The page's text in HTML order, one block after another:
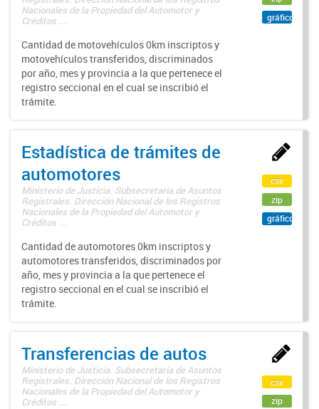
Nacionales de la Propiedad del Automotor y
Créditos ...
Cantidad de motovehículos 0km inscriptos y
motovehículos transferidos, discriminados
por año, mes y provincia a la que pertenece el
registro seccional en el cual se inscribió el
trámite.
gráfico
Estadística de trámites de
automotores
Ministerio de Justicia. Subsecretaría de Asuntos
Registrales. Dirección Nacional de los Registros
Nacionales de la Propiedad del Automotor y
Créditos ...
Cantidad de automotores 0km inscriptos y
automotores transferidos, discriminados por
año, mes y provincia a la que pertenece el
registro seccional en el cual se inscribió el
trámite.
csv
zip
gráfico
Transferencias de autos
Ministerio de Justicia. Subsecretaría de Asuntos
Registrales. Dirección Nacional de los Registros
Nacionales de la Propiedad del Automotor y
Créditos ...
csv
zip